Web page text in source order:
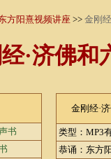
方阳熹视频讲座 >> 金刚
·济佛和
书
金刚经·
类型：MP3
恭诵：东方